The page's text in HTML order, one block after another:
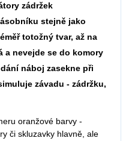
zádržek
stejně jako
totožný tvar, až na
a nevejde se do komory
náboj zasekne při
závadu - zádržku,
oranžové barvy -
či skluzavky hlavně, ale